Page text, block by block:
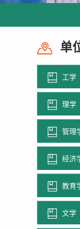
单
工学
理学
管理
经济
教育
文学